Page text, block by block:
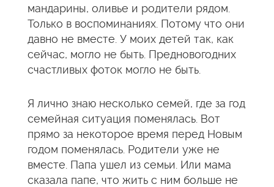
мандарины, оливье и родители рядом.
Только в воспоминаниях. Потому что они
давно не вместе. У моих детей так, как
сейчас, могло не быть. Предновогодних
счастливых фоток могло не быть.
Я лично знаю несколько семей, где за год
семейная ситуация поменялась. Вот
прямо за некоторое время перед Новым
годом поменялась. Родители уже не
вместе. Папа ушел из семьи. Или мама
сказала папе, что жить с ним больше не